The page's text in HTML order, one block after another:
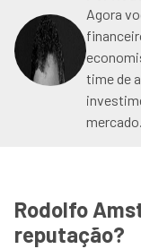
Agora
time de
mercado.
Rodolfo
reputação?